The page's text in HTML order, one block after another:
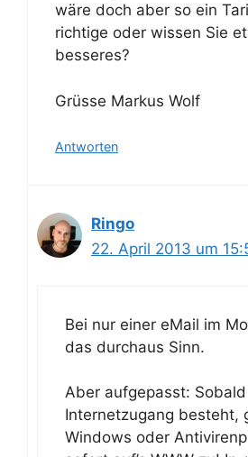
wäre doch aber so ein
richtige oder wissen Sie
besseres?
Grüsse Markus Wolf
Antworten
Ringo
22. April 2013 um
Bei nur einer eMail im
das durchaus Sinn.
Aber aufgepasst:
Internetzugang besteht,
Windows oder